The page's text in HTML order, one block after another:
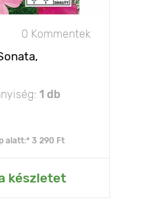
0 Kommentek
1 db
alatt:* 3 290 Ft
készletet